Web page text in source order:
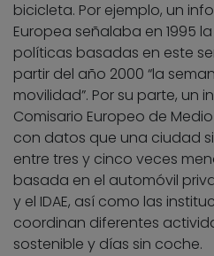
bicicleta. Por ejemplo, un
Europea señalaba en 1995
políticas basadas en este
partir del año 2000 “la
movilidad”. Por su parte, un
Comisario Europeo de
con datos que una ciudad
entre tres y cinco veces
basada en el automóvil
y el IDAE, así como las
coordinan diferentes
sostenible y días sin coche.